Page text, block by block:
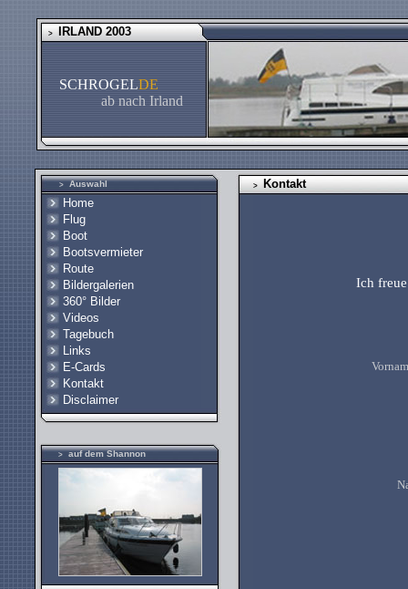
> IRLAND 2003
SCHROGELDE
ab nach Irland
>Auswahl
Home
Flug
Boot
Bootsvermieter
Route
Bildergalerien
360° Bilder
Videos
Tagebuch
Links
E-Cards
Kontakt
Disclaimer
>auf dem Shannon
> Kontakt
Ich